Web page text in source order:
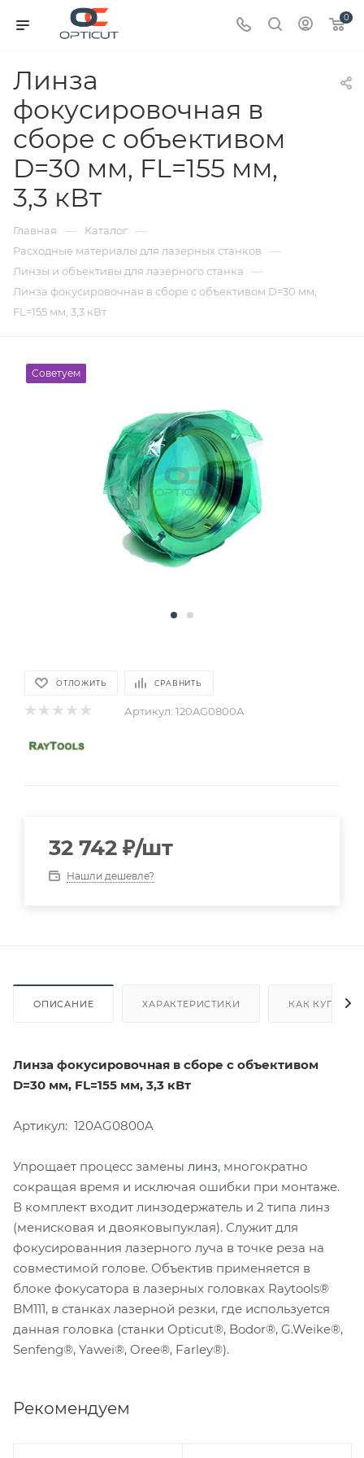
0
Линза
фокусировочная в
сборе с объективом
D=30 мм, FL=155 мм,
3,3 кВт
Главная — Каталог —
Расходные материалы для лазерных станков —
Линзы и объективы для лазерного станка —
Линза фокусировочная в сборе с объективом D=30 мм,
FL=155 мм, 3,3 кВт
Советуем
ОТЛОЖИТЬ СРАВНИТЬ
Артикул: 120AG0800A
32 742 ₽/шт
Нашли дешевле?
ОПИСАНИЕ ХАРАКТЕРИСТИКИ КАК КУПИТЬ
Линза фокусировочная в сборе с объективом
D=30 мм, FL=155 мм, 3,3 кВт
Артикул: 120AG0800A
Упрощает процесс замены линз, многократно
сокращая время и исключая ошибки при монтаже.
В комплект входит линзодержатель и 2 типа линз
(менисковая и двояковыпуклая). Служит для
фокусированния лазерного луча в точке реза на
совместимой голове. Объектив применяется в
блоке фокусатора в лазерных головках Raytools®
BМ111, в станках лазерной резки, где используется
данная головка (станки Opticut®, Bodor®, G.Weike®,
Senfeng®, Yawei®, Oree®, Farley®).
Рекомендуем